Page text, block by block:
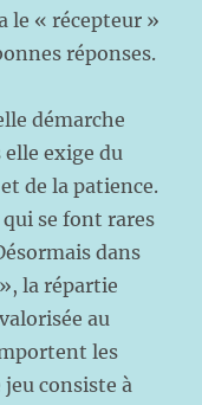
le « récepteur »
réponses.
démarche
exige du
de la patience.
se font rares
dans
la répartie
au
les
consiste à